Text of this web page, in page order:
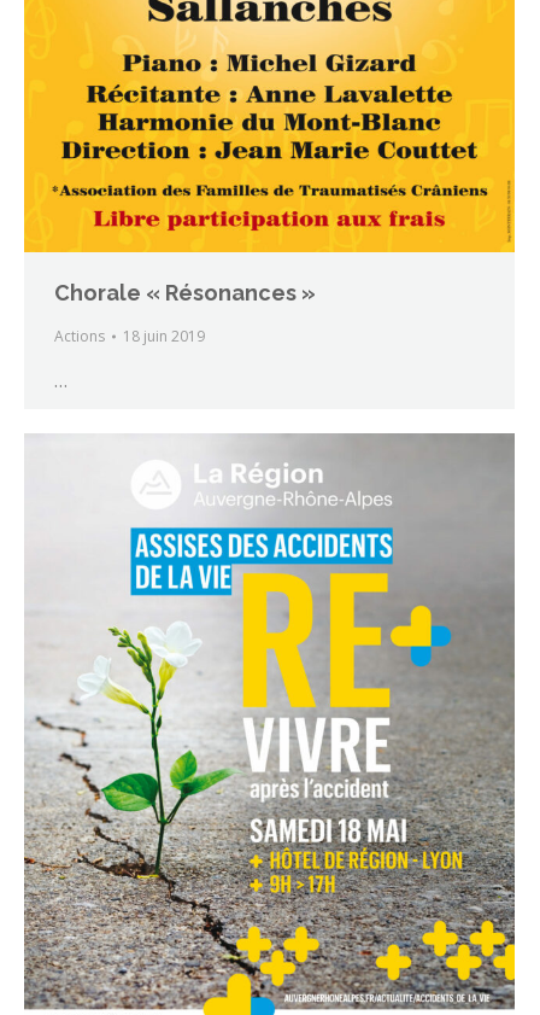
Chorale « Résonances »
Actions 18 juin 2019
…